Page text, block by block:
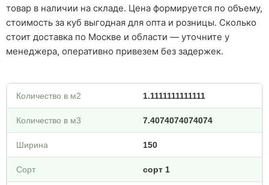
товар в наличии на складе. Цена формируется по объему,
стоимость за куб выгодная для опта и розницы. Сколько
стоит доставка по Москве и области — уточните у
менеджера, оперативно привезем без задержек.
Количество в м2 1.1111111111111
Количество в м3 7.4074074074074
Ширина 150
Сорт сорт 1